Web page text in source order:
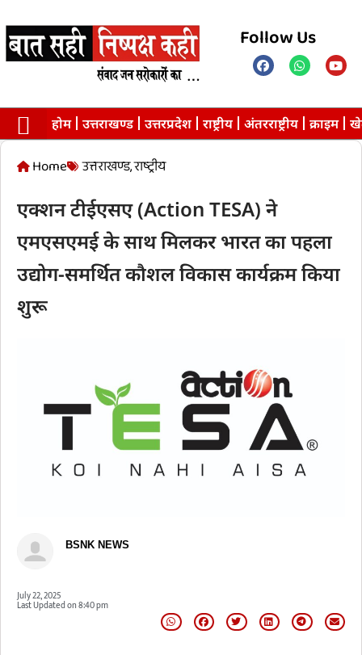
Follow Us
होम उत्तराखण्ड उत्तरप्रदेश राष्ट्रीय अंतरराष्ट्रीय क्राइम
Home उत्तराखण्ड,राष्ट्रीय
एक्शन टीईएसए (Action TESA) ने
एमएसएमई के साथ मिलकर भारत का पहला
उद्योग-समर्थित कौशल विकास कार्यक्रम किया
शुरू
BSNK NEWS
July 22, 2025
Last Updated on8:40 pm